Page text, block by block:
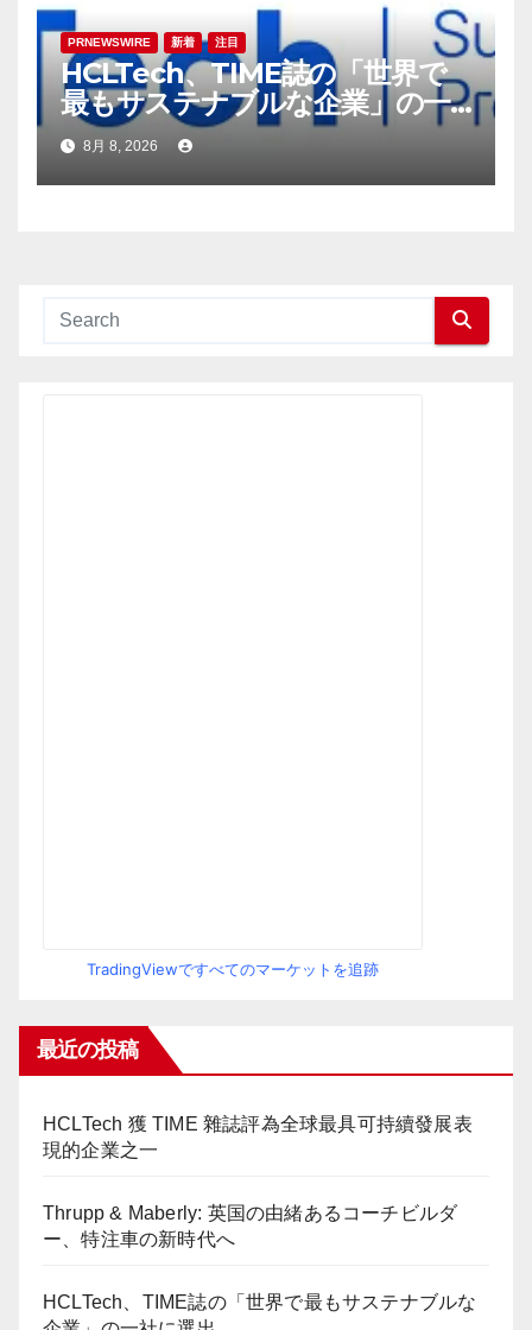
PRNEWSWIRE 新着 注目
HCLTech、TIME誌の「世界で
最もサステナブルな企業」の一
社に選出
8月 8, 2026
TradingViewですべてのマーケットを追跡
最近の投稿
HCLTech 獲 TIME 雜誌評為全球最具可持續發展表
現的企業之一
Thrupp & Maberly: 英国の由緒あるコーチビルダ
ー、特注車の新時代へ
HCLTech、TIME誌の「世界で最もサステナブルな